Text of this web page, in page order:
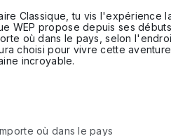
Classique, tu vis l'expérience
WEP propose depuis ses
où dans le pays, selon
choisi pour vivre cette aventure
incroyable.
où dans le pays